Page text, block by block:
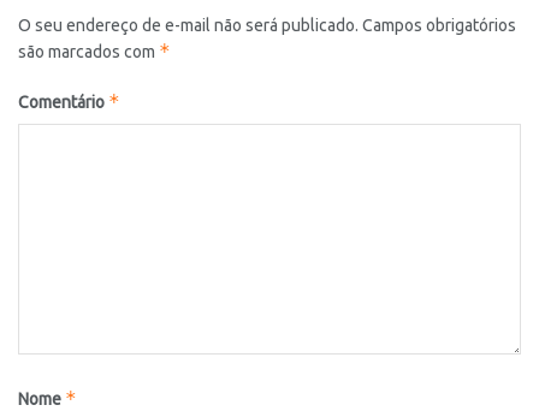
O seu endereço de e-mail não será publicado. Campos obrigatórios
são marcados com *
Comentário *
Nome *